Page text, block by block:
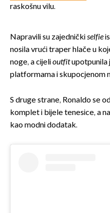
raskošnu vilu.
Napravili su zajedničkiselfie
nosila vrući traper hlače u
noge, a cijelioutfitupotpunila
platformama i skupocjenom
S druge strane, Ronaldo se
komplet i bijele tenesice, a
kao modni dodatak.